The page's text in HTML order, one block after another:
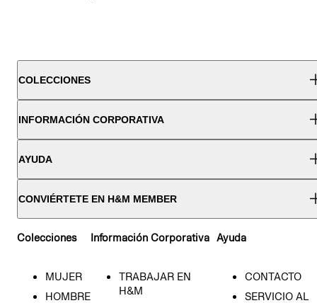
COLECCIONES
INFORMACIÓN CORPORATIVA
AYUDA
CONVIÉRTETE EN H&M MEMBER
Colecciones
MUJER
HOMBRE
Información Corporativa
TRABAJAR EN
H&M
Ayuda
CONTACTO
SERVICIO AL